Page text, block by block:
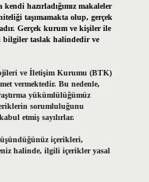
hazırladığımız makaleler
taşımamakta olup, gerçek
Gerçek kurum ve kişiler ile
bilgiler taslak halindedir ve
ve İletişim Kurumu (BTK)
vermektedir. Bu nedenle,
yükümlülüğümüz
sorumluluğunu
etmiş sayılırlar.
içerikleri,
halinde, ilgili içerikler yasal